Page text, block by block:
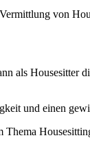
von
als
und einen